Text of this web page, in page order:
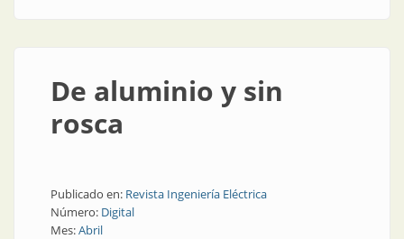
De aluminio y sin
rosca
Publicado en: Revista Ingeniería Eléctrica
Número: Digital
Mes:Abril